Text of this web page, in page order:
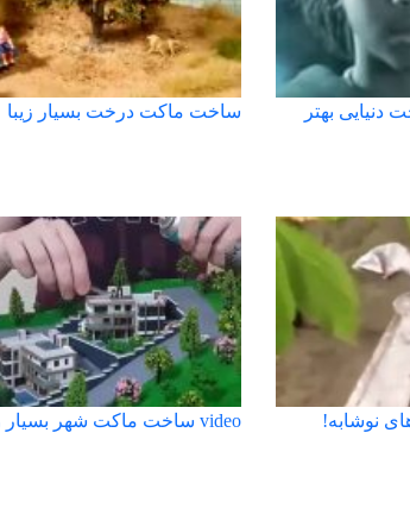
دنیایی بهتر ساخت ماکت درخت بسیار زیبا
نوشابه! video ساخت ماکت شهر بسیار زیبا و واقعی!